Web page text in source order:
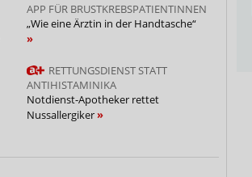
APP FÜR BRUSTKREBSPATIENTINNEN
„Wie eine Ärztin in der Handtasche“
RETTUNGSDIENST STATT
ANTIHISTAMINIKA
Notdienst-Apotheker rettet
Nussallergiker